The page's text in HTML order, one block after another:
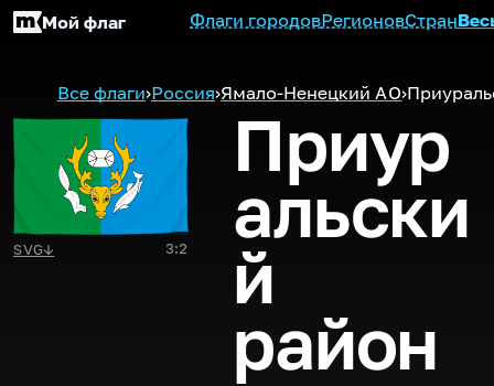
Мой флаг Флаги городовРегионовСтран
Все флаги›Россия›Ямало-Ненецкий АО›
SVG↓ 3:2
Приур
альски
й
район